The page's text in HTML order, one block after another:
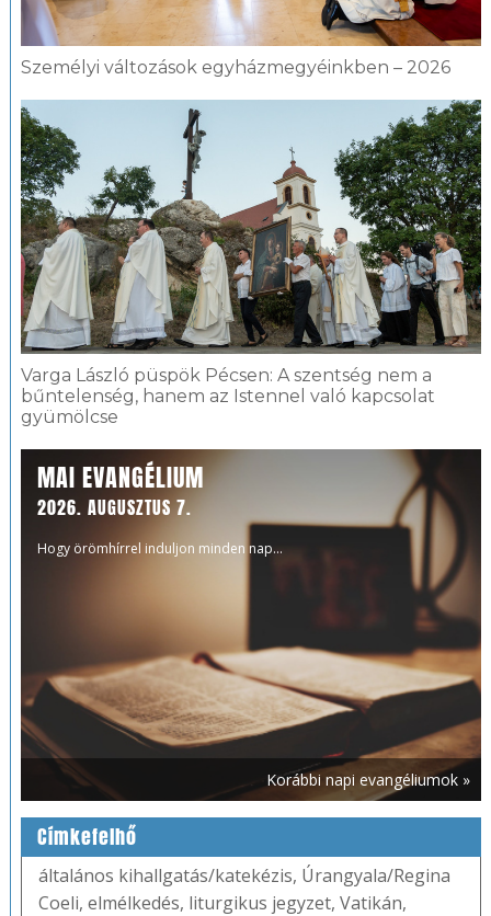
Személyi változások egyházmegyéinkben – 2026
Varga László püspök Pécsen: A szentség nem a
bűntelenség, hanem az Istennel való kapcsolat
gyümölcse
MAI EVANGÉLIUM
2026. AUGUSZTUS 7.
Hogy örömhírrel induljon minden nap...
Korábbi napi evangéliumok »
Címkefelhő
általános kihallgatás/katekézis, Úrangyala/Regina
Coeli, elmélkedés, liturgikus jegyzet, Vatikán,